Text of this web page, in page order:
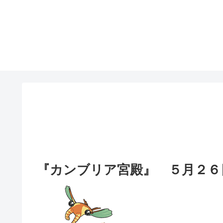
『カンブリア宮殿』 ５月２